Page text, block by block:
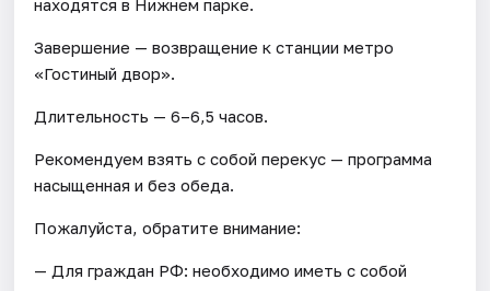
находятся в Нижнем парке.
Завершение — возвращение к станции метро
«Гостиный двор».
Длительность — 6–6,5 часов.
Рекомендуем взять с собой перекус — программа
насыщенная и без обеда.
Пожалуйста, обратите внимание:
— Для граждан РФ: необходимо иметь с собой